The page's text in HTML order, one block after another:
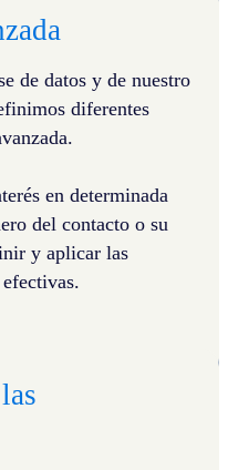
de datos y de nuestro
diferentes
en determinada
del contacto o su
y aplicar las